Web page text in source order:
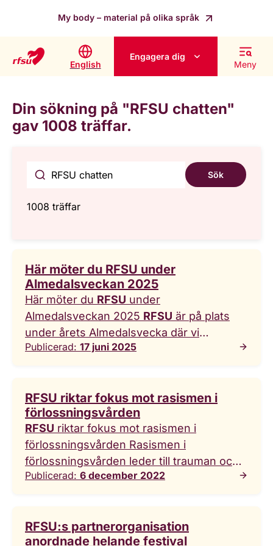
My body – material på olika språk
English
Engagera dig
Meny
Din sökning på "RFSU chatten"
gav 1008 träffar.
Sök
1008 träffar
Här möter du RFSU under
Almedalsveckan 2025
Här möter du RFSU under
Almedalsveckan 2025 RFSU är på plats
under årets Almedalsvecka där vi
arrangerar och deltar i flera event och
aborträtt, jämlik vård och mäns ... mäns
psykiska hälsa? Kolla in våra aktiviteter
nedan.RFSUär på plats under årets
Almedalsvecka där vi arrangerar och
deltar i flera event och seminarier. Tycker
du precis som vi att det är viktigt att
Publicerad: 17 juni 2025
RFSU riktar fokus mot rasismen i
förlossningsvården
RFSU riktar fokus mot rasismen i
förlossningsvården Rasismen i
förlossningsvården leder till trauman och
riskerar att orsaka dödsfall.
fick min man gripa ... om sin förlossning i
podden Body Rights. Rasismen i
Publicerad: 6 december 2022
RFSU:s partnerorganisation
anordnade helande festival